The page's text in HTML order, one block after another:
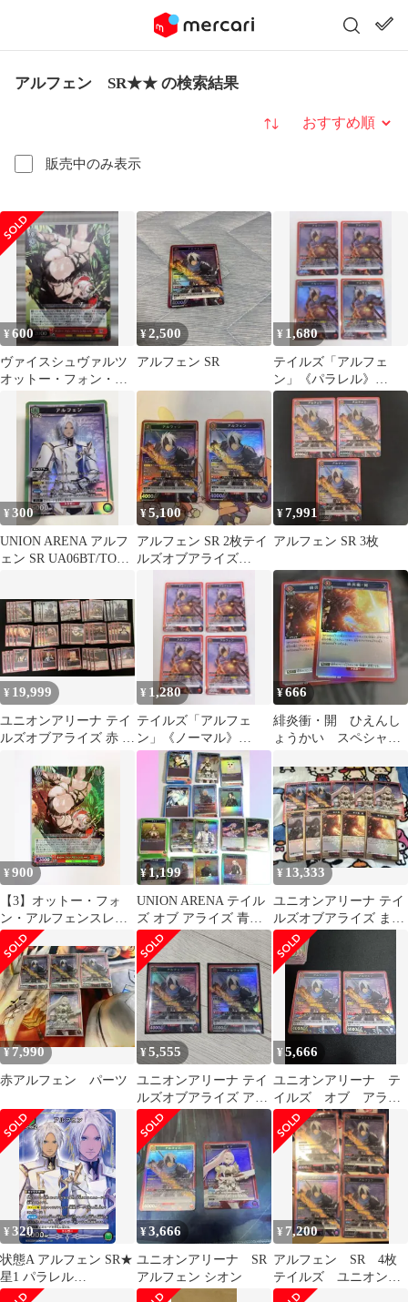
アルフェン SR★★ の検索結果
販売中のみ表示
並び替え
¥600
ヴァイスシュヴァルツ
オットー・フォン・ア
ルフェンスレーベンSR
アズールレーン
¥2,500
アルフェン SR
¥ 1,680
テイルズ「アルフェ
ン」《パラレル》
SR（スーパーレア）４
枚セット ST
¥300
UNION ARENA アルフ
ェン SR UA06BT/TOA
¥5,100
アルフェン SR 2枚テイ
ルズオブアライズ
070）
¥7,991
アルフェン SR 3枚
¥ 19,999
ユニオンアリーナ テイ
ルズオブアライズ 赤 ア
ッキ 調整付き
¥ 1,280
テイルズ「アルフェ
ン」《ノーマル》
SR（スーパーレア）４
枚セット ST
¥666
緋炎衝・開 ひえんし
ょうかい スペシャ
¥900
【3】オットー・フォ
ン・アルフェンスレー
ベン SR（AZL/S119-
071S アズールレーン
Vol.2 アズレン）
WS ヴァイスシュヴァ
ルツ
¥1,199
UNION ARENA テイル
ズ オブ アライズ 青＆
緑カードセット
¥ 13,333
ユニオンアリーナ テイ
ルズオブアライズ まと
め売り
¥7,990
赤アルフェン パーツ
¥5,555
ユニオンアリーナ テイ
ルズオブアライズ アル
フェン SR 新品2枚セッ
ト
¥5,666
ユニオンアリーナ テ
イルズ オブ アライ
ズ アルフェン SR
カード 赤
¥320
状態A アルフェン SR★
星1 パラレル
UA06BT/TOA-1-040 ユ
¥3,666
ユニオンアリーナ SR
アルフェン シオン
¥ 7,200
アルフェン SR 4枚
テイルズ ユニオンア
リーナ 匿名配送